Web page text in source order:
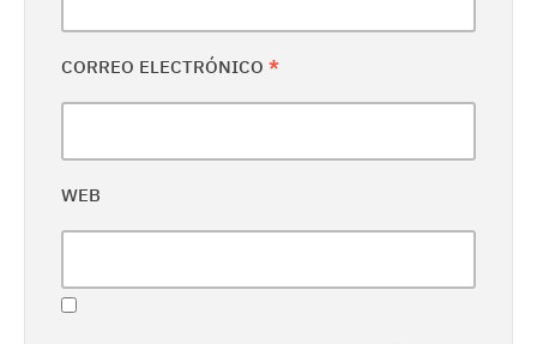
CORREO ELECTRÓNICO *
WEB